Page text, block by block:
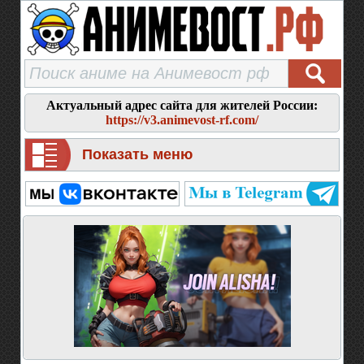
Актуальный адрес сайта для жителей России:
https://v3.animevost-rf.com/
Показать меню